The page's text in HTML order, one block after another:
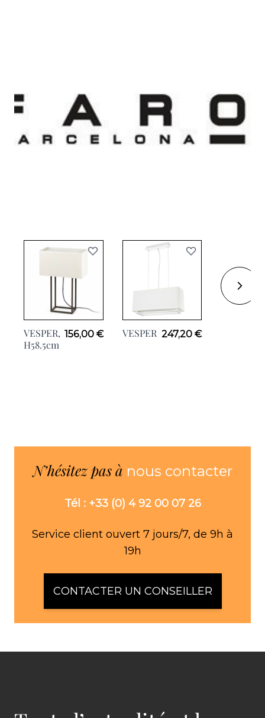
VESPER,
H58.5cm
156,00 € VESPER 247,20 €
N’hésitez pas à nous contacter
Tél : +33 (0) 4 92 00 07 26
Service client ouvert 7 jours/7, de 9h à
19h
CONTACTER UN CONSEILLER